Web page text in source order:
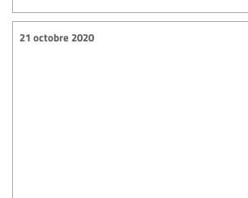
21 octobre 2020